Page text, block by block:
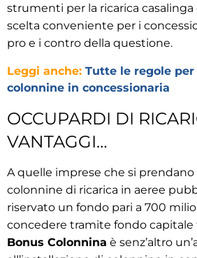
strumenti per la ricarica casalinga
scelta conveniente per i
pro e i contro della questione.
Leggi anche: Tutte le regole
colonnine in concessionaria
OCCUPARDI DI
VANTAGGI…
A quelle imprese che si prendano
colonnine di ricarica in aeree
riservato un fondo pari a 700
concedere tramite fondo capitale
Bonus Colonnina è senz’altro